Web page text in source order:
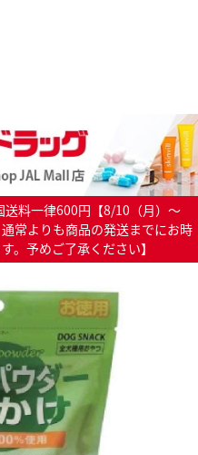
料一律600円【8/10（月）～
常よりも商品の発送までにお時
。予めご了承ください】